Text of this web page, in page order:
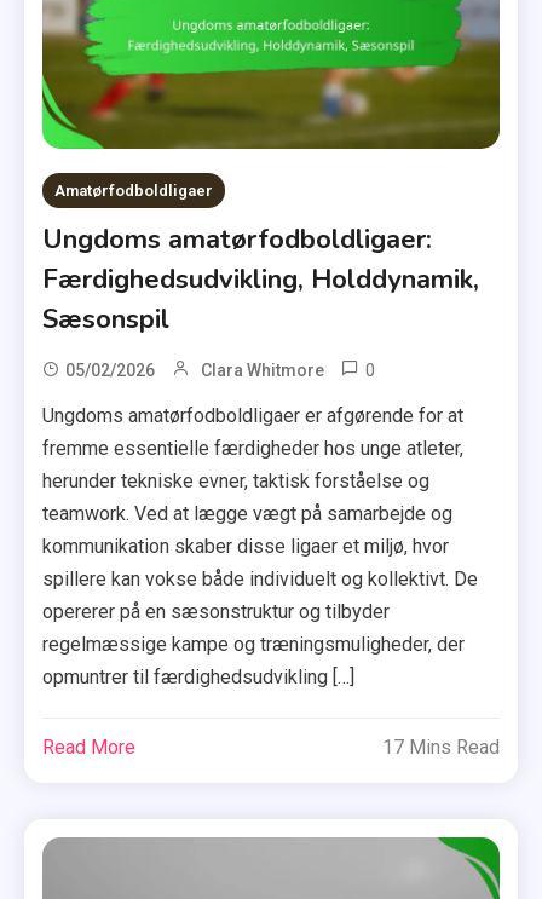
Amatørfodboldligaer
Ungdoms amatørfodboldligaer:
Færdighedsudvikling, Holddynamik,
Sæsonspil
05/02/2026 Clara Whitmore 0
Ungdoms amatørfodboldligaer er afgørende for at
fremme essentielle færdigheder hos unge atleter,
herunder tekniske evner, taktisk forståelse og
teamwork. Ved at lægge vægt på samarbejde og
kommunikation skaber disse ligaer et miljø, hvor
spillere kan vokse både individuelt og kollektivt. De
opererer på en sæsonstruktur og tilbyder
regelmæssige kampe og træningsmuligheder, der
opmuntrer til færdighedsudvikling […]
Read More 17 Mins Read